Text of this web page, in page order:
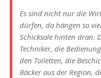
Es sind nicht nur die
dürfen, da hängen so
Schicksale hinten dran.
Techniker, die
den Toiletten, die
Bäcker aus der Region,